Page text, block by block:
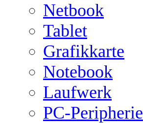
Netbook
Tablet
Grafikkarte
Notebook
Laufwerk
PC-Peripherie